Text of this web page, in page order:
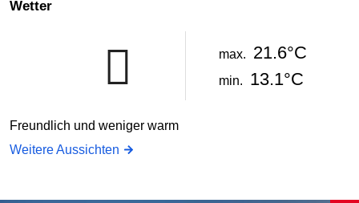
Wetter
max. 21.6°C
min. 13.1°C
Freundlich und weniger warm
Weitere Aussichten